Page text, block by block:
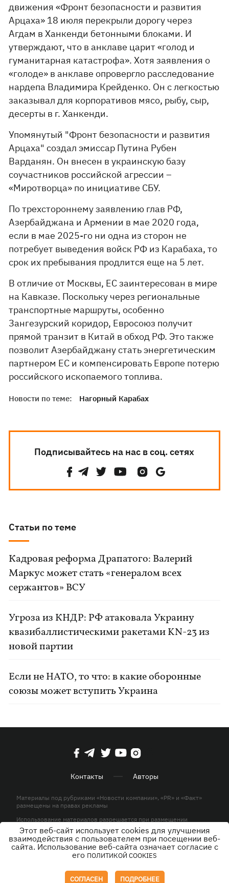
движения «Фронт безопасности и развития
Арцаха» 18 июля перекрыли дорогу через
Агдам в Ханкенди бетонными блоками. И
утверждают, что в анклаве царит «голод и
гуманитарная катастрофа». Хотя заявления о
«голоде» в анклаве опровергло расследование
нардепа Владимира Крейденко. Он с легкостью
заказывал для корпоративов мясо, рыбу, сыр,
десерты в г. Ханкенди.
Упомянутый "Фронт безопасности и развития
Арцаха" создал эмиссар Путина Рубен
Варданян. Он внесен в украинскую базу
соучастников российской агрессии –
«Миротворца» по инициативе СБУ.
По трехстороннему заявлению глав РФ,
Азербайджана и Армении в мае 2020 года,
если в мае 2025-го ни одна из сторон не
потребует выведения войск РФ из Карабаха, то
срок их пребывания продлится еще на 5 лет.
В отличие от Москвы, ЕС заинтересован в мире
на Кавказе. Поскольку через региональные
транспортные маршруты, особенно
Зангезурский коридор, Евросоюз получит
прямой транзит в Китай в обход РФ. Это также
позволит Азербайджану стать энергетическим
партнером ЕС и компенсировать Европе потерю
российского ископаемого топлива.
Новости по теме: Нагорный Карабах
Подписывайтесь на нас в соц. сетях
Статьи по теме
Кадровая реформа Драпатого: Валерий
Маркус может стать «генералом всех
сержантов» ВСУ
Угроза из КНДР: РФ атаковала Украину
квазибаллистическими ракетами KN-23 из
новой партии
Если не НАТО, то что: в какие оборонные
союзы может вступить Украина
Контакты Авторы
Материалы под рубриками «Новости компании», «PR» и «Факт»
размещены на правах рекламы
Использование материалов разрешается при размещении
активной гиперссылки на KP.UA в первом абзаце.
© ООО «ЮЛАВ МЕДИА»,2026. Все права защищены.
Этот веб-сайт использует cookies для улучшения
взаимодействия с пользователем при посещении веб-
сайта. Использование веб-сайта означает согласие с
его ПОЛИТИКОЙ COOKIES
СОГЛАСЕН ПОДРОБНЕЕ